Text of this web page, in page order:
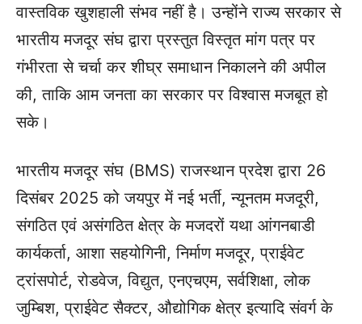
वास्तविक खुशहाली संभव नहीं है। उन्होंने राज्य सरकार से
भारतीय मजदूर संघ द्वारा प्रस्तुत विस्तृत मांग पत्र पर
गंभीरता से चर्चा कर शीघ्र समाधान निकालने की अपील
की, ताकि आम जनता का सरकार पर विश्वास मजबूत हो
सके।
भारतीय मजदूर संघ (BMS) राजस्थान प्रदेश द्वारा 26
दिसंबर 2025 को जयपुर में नई भर्ती, न्यूनतम मजदूरी,
संगठित एवं असंगठित क्षेत्र के मजदरों यथा आंगनबाडी
कार्यकर्ता, आशा सहयोगिनी, निर्माण मजदूर, प्राईवेट
ट्रांसपोर्ट, रोडवेज, विद्युत, एनएचएम, सर्वशिक्षा, लोक
जुम्बिश, प्राईवेट सैक्टर, औद्योगिक क्षेत्र इत्यादि संवर्ग के